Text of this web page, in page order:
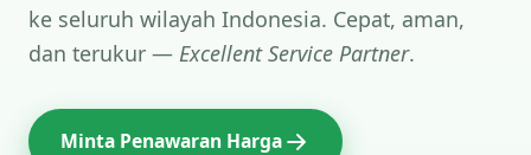
ke seluruh wilayah Indonesia. Cepat, aman,
dan terukur — Excellent Service Partner.
Minta Penawaran Harga